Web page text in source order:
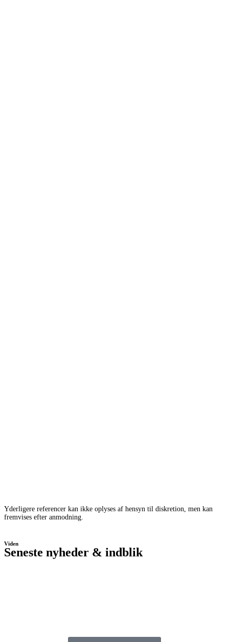
Yderligere referencer kan ikke oplyses af hensyn til diskretion, men kan
fremvises efter anmodning.
Viden
Seneste nyheder & indblik